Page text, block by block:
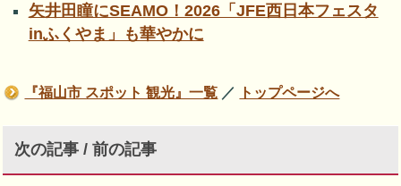
矢井田瞳にSEAMO！2026「JFE西日本フェスタ
inふくやま」も華やかに
『福山市 スポット 観光』一覧 ／ トップページへ
次の記事 / 前の記事